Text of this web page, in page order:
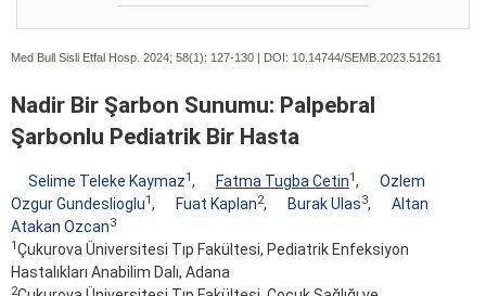
Med Bull Sisli Etfal Hosp. 2024; 58(1): 127-130 | DOI: 10.14744/SEMB.2023.51261
Nadir Bir Şarbon Sunumu: Palpebral
Şarbonlu Pediatrik Bir Hasta
Selime Teleke Kaymaz1, Fatma Tugba Cetin1,
Ozlem
Ozgur Gundeslioglu1, Fuat Kaplan2, Burak Ulas3,
Altan
Atakan Ozcan3
1Çukurova Üniversitesi Tıp Fakültesi, Pediatrik Enfeksiyon
Hastalıkları Anabilim Dalı, Adana
2